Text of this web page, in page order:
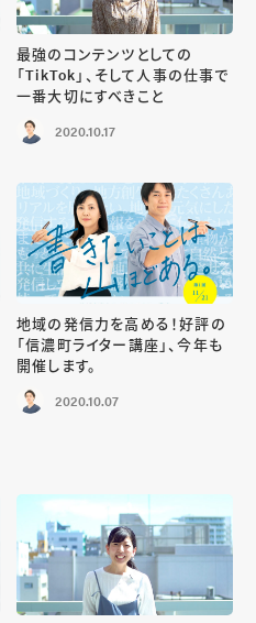
最強のコンテンツとしての
「TikTok」、そして人事の仕事で
一番大切にすべきこと
2020.10.17
地域の発信力を高める！好評の
「信濃町ライター講座」、今年も
開催します。
2020.10.07